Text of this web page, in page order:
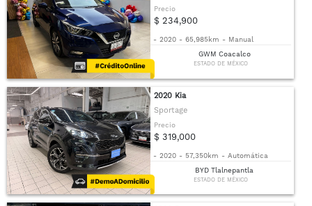
Precio
$ 234,900
- 2020 - 65,985km - Manual
GWM Coacalco
ESTADO DE MÉXICO
2020 Kia
Sportage
Precio
$ 319,000
- 2020 - 57,350km - Automática
BYD Tlalnepantla
ESTADO DE MÉXICO